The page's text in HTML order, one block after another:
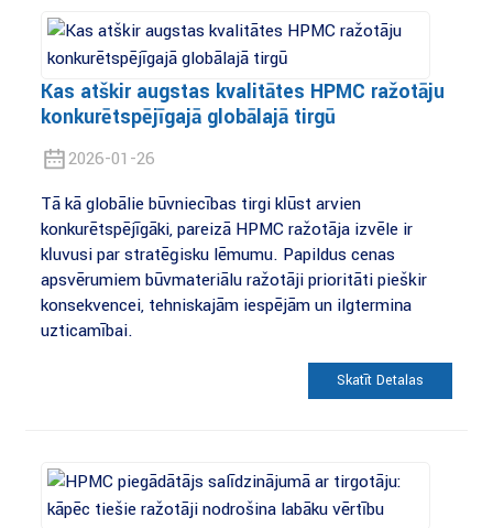
Kas atšķir augstas kvalitātes HPMC ražotāju
konkurētspējīgajā globālajā tirgū
2026-01-26
Tā kā globālie būvniecības tirgi kļūst arvien
konkurētspējīgāki, pareizā HPMC ražotāja izvēle ir
kļuvusi par stratēģisku lēmumu. Papildus cenas
apsvērumiem būvmateriālu ražotāji prioritāti piešķir
konsekvencei, tehniskajām iespējām un ilgtermiņa
uzticamībai.
Skatīt Detaļas